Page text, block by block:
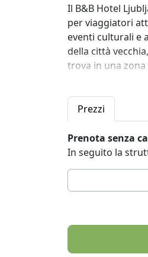
Il B&B Hotel
per viaggiatori
eventi culturali e
della città
trova in una
dell'hotel sono
una sana
Il B&B Hotel
ambientale e nel
riutilizzare e
parte del Bee
Lubiana. Il Green
Accommodation
Le sale
organizzare
speciali. Sono
Prezzi
Prenota senza
In seguito la